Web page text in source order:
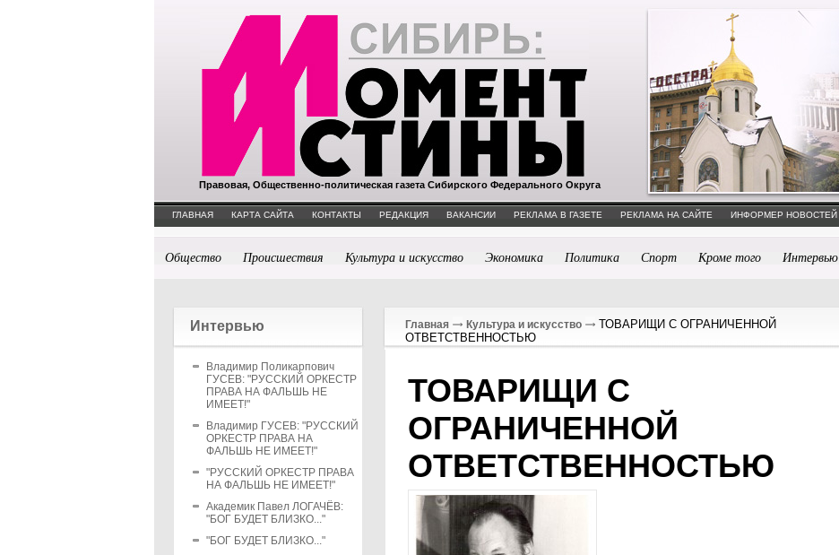
Правовая, Общественно-политическая газета Сибирского Федерального Округа
ГЛАВНАЯ КАРТА САЙТА КОНТАКТЫ РЕДАКЦИЯ ВАКАНСИИ РЕКЛАМА В ГАЗЕТЕ РЕКЛАМА НА САЙТЕ ИНФОРМЕР НОВОСТЕЙ
Общество Происшествия Культура и искусство Экономика Политика Спорт Кроме того Интервью
Интервью
Владимир Поликарпович
ГУСЕВ: "РУССКИЙ ОРКЕСТР
ПРАВА НА ФАЛЬШЬ НЕ
ИМЕЕТ!"
Владимир ГУСЕВ: "РУССКИЙ
ОРКЕСТР ПРАВА НА
ФАЛЬШЬ НЕ ИМЕЕТ!"
"РУССКИЙ ОРКЕСТР ПРАВА
НА ФАЛЬШЬ НЕ ИМЕЕТ!"
Академик Павел ЛОГАЧЁВ:
"БОГ БУДЕТ БЛИЗКО..."
"БОГ БУДЕТ БЛИЗКО..."
Главная Культура и искусство
ТОВАРИЩИ С ОГРАНИЧЕННОЙ
ОТВЕТСТВЕННОСТЬЮ
ТОВАРИЩИ С
ОГРАНИЧЕННОЙ
ОТВЕТСТВЕННОСТЬЮ